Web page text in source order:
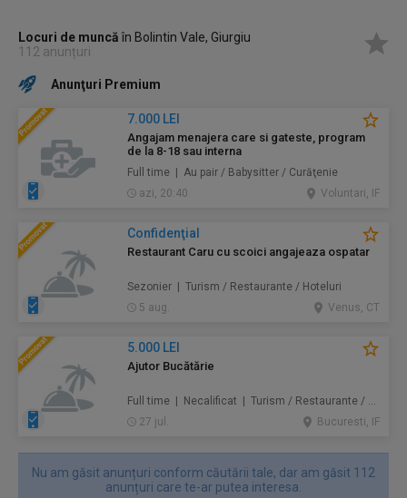
Locuri de muncăîn Bolintin Vale, Giurgiu
112 anunțuri
Anunţuri Premium
7.000 LEI
Angajam menajera care si gateste, program
de la 8-18 sau interna
Full time | Au pair / Babysitter / Curăţenie
azi, 20:40
Voluntari, IF
Confidenţial
Restaurant Caru cu scoici angajeaza ospatar
Sezonier | Turism / Restaurante / Hoteluri
5 aug.
Venus, CT
5.000 LEI
Ajutor Bucătărie
Full time | Necalificat | Turism / Restaurante / Hoteluri
27 jul.
Bucuresti, IF
Nu am găsit anunțuri conform căutării tale, dar am găsit 112
anunțuri care te-ar putea interesa.